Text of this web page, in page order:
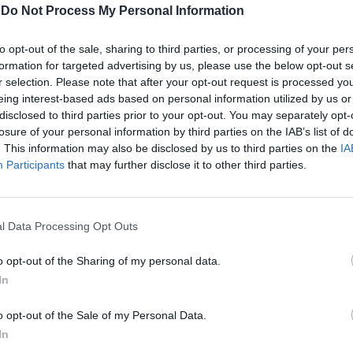
Do Not Process My Personal Information
opt-out of the sale, sharing to third parties, or processing of your
for targeted advertising by us, please use the below opt-out
selection. Please note that after your opt-out request is processed
interest-based ads based on personal information utilized by us
to third parties prior to your opt-out. You may separately
of your personal information by third parties on the IAB’s list of
This information may also be disclosed by us to third parties on the
Participants that may further disclose it to other third parties.
Data Processing Opt Outs
opt-out of the Sharing of my personal data.
opt-out of the Sale of my Personal Data.
sono stati effettuati decine di raid
a quelle che l’esercito definisce
di Hamas e della Jihad Islamica
Gli obiettivi, ha specificato l’Idf,
depositi di armi, lanciatori di razzi e
dai gruppi terroristici. Gli attacchi, ha
israeliano, hanno anche ucciso
terroristici, compresi quelli
degli attacchi con mortai contro Israele.
Picierno smonta la
pensa come te"